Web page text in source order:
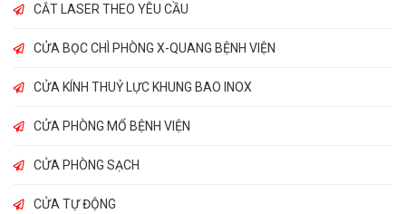
CẮT LASER THEO YÊU CẦU
CỬA BỌC CHÌ PHÒNG X-QUANG BỆNH VIỆN
CỬA KÍNH THUỶ LỰC KHUNG BAO INOX
CỬA PHÒNG MỔ BỆNH VIỆN
CỬA PHÒNG SẠCH
CỬA TỰ ĐỘNG